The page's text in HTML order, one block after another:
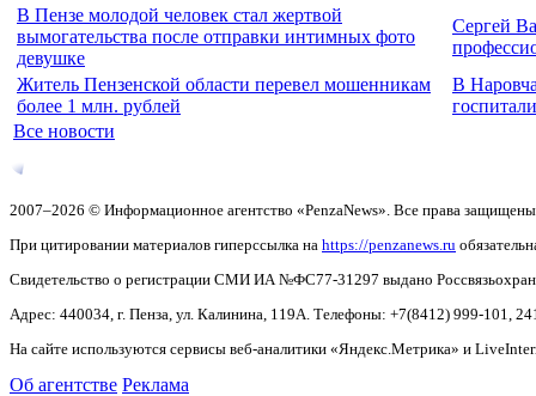
В Пензе молодой человек стал жертвой
вымогательства после отправки интимных фото
девушке
Сергей
Житель Пензенской области перевел мошенникам
более 1 млн. рублей
В
Все новости
2007–2026 © Информационное агентство «PenzaNews». Все права
При цитировании материалов гиперссылка на https://penzanews.ru
Свидетельство о регистрации СМИ ИА №ФС77-31297 выдано
Адрес: 440034, г. Пенза, ул. Калинина, 119А. Телефоны: +7(8412) 999-101,
На сайте используются сервисы веб-аналитики «Яндекс.Метрика» и
Об агентстве Реклама